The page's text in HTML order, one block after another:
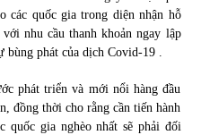
tử sau ngày thị trường lập kỷ lục
12/10/2021: Top 10 cổ phiếu nổi bật
các quốc gia trong diện nhận hỗ
nhu cầu thanh khoản ngay lập
bùng phát của dịch Covid-19 .
phát triển và mới nổi hàng đầu
đồng thời cho rằng cần tiến hành
quốc gia nghèo nhất sẽ phải đối